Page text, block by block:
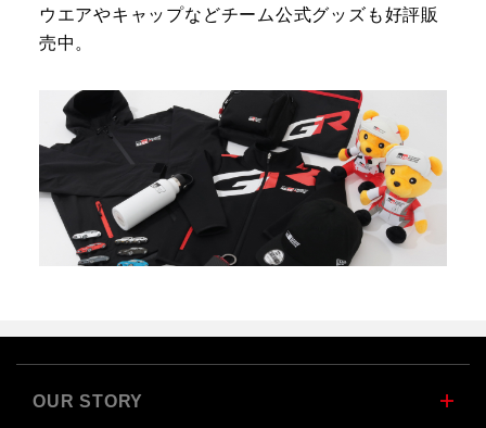
ウエアやキャップなどチーム公式グッズも好評販
売中。
OUR STORY